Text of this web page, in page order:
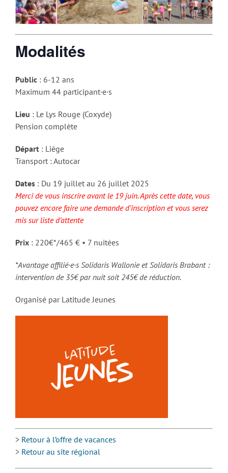
Modalités
Public : 6-12 ans
Maximum 44 participant·e·s
Lieu : Le Lys Rouge (Coxyde)
Pension complète
Départ : Liège
Transport : Autocar
Dates : Du 19 juillet au 26 juillet 2025
Merci de vous inscrire avant le 19 juin. Après cette date, vous
pouvez encore faire une demande d’inscription et vous serez
mis sur liste d’attente
Prix : 220€*/465 € • 7 nuitées
*Avantage affilié·e·s Solidaris Wallonie et Solidaris Brabant :
intervention de 35€ par nuit soit 245€ de réduction.
Organisé par Latitude Jeunes
> Retour à l’offre de vacances
> Retour au site régional